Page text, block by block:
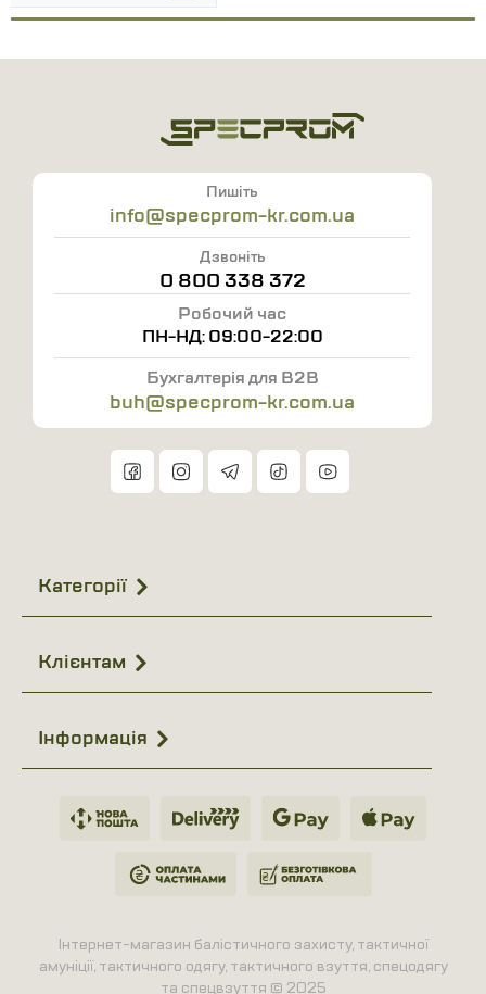
Пишіть
info@specprom-kr.com.ua
Дзвоніть
0 800 338 372
Робочий час
ПН-НД: 09:00-22:00
Бухгалтерія для B2B
buh@specprom-kr.com.ua
Категорії
Клієнтам
Інформація
Інтернет-магазин балістичного захисту, тактичної
амуніції, тактичного одягу, тактичного взуття, спецодягу
та спецвзуття © 2025